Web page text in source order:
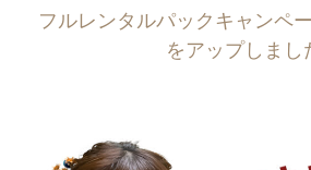
フルレンタルパックキャンペ
をアップしまし